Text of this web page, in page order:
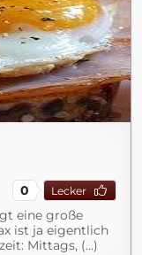
0 Lecker
eine große
ist ja eigentlich
Mittags, (...)